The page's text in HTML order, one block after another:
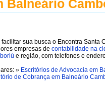
Balneário
facilitar sua busca o Encontra Santa
empresas de contabilidade na
e região, com telefones e
» Escritórios de Advocacia em
de Cobrança em Balneário